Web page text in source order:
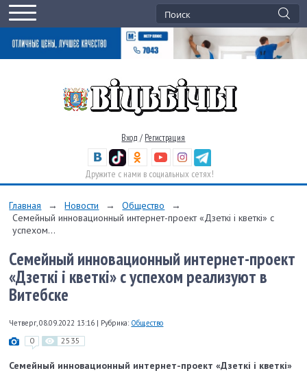
Вход / Регистрация
Дружите с нами в социальных сетях!
Главная → Новости → Общество
→
Семейный инновационный интернет-проект «Дзеткі і кветкі» с
успехом...
Семейный инновационный интернет-проект
«Дзеткі і кветкі» с успехом реализуют в
Витебске
Четверг, 08.09.2022 13:16 | Рубрика: Общество
0 2535
Семейный инновационный интернет-проект «Дзеткі і кветкі»